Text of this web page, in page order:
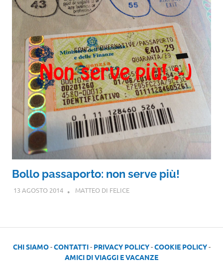
Bollo passaporto: non serve più!
13 AGOSTO 2014 MATTEO DI FELICE
CHI SIAMO-CONTATTI- PRIVACY POLICY-COOKIE POLICY-
AMICI DI VIAGGI E VACANZE